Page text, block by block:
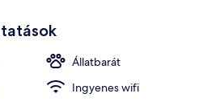
t
z
ó
k
Állatbarát
Ingyenes wifi